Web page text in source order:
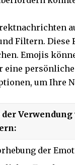
Filtern.
Emojis
um Ihre
der